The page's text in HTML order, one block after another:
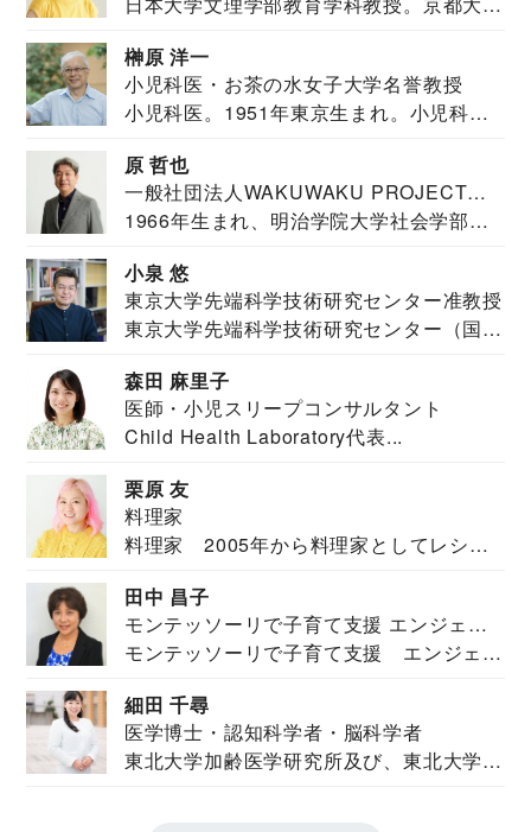
榊原 洋一
小児科医・お茶の水女子大学名誉教授
小児科医。1951年東京生まれ。小児科
原 哲也
一般社団法人WAKUWAKU PROJECT
JAPAN代表・言語聴覚士・社会福祉士
1966年生まれ、明治学院大学社会学部福
小泉 悠
東京大学先端科学技術研究センター准教授
東京大学先端科学技術研究センター（国際
森田 麻里子
医師・小児スリープコンサルタント
Child Health Laboratory代表...
栗原 友
料理家
料理家 2005年から料理家としてレシピ
田中 昌子
モンテッソーリで子育て支援 エンジェル
ズハウス研究所所長
モンテッソーリで子育て支援 エンジェル
細田 千尋
医学博士・認知科学者・脳科学者
東北大学加齢医学研究所及び、東北大学大